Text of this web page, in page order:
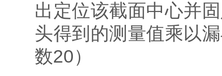
出定位该截面中心并
头得到的测量值乘以
数20）